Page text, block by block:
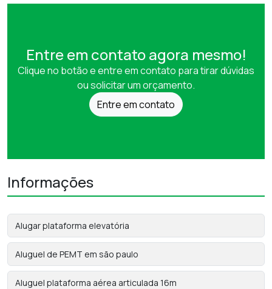
Entre em contato agora mesmo!
Clique no botão e entre em contato para tirar dúvidas
ou solicitar um orçamento.
Entre em contato
Informações
Alugar plataforma elevatória
Aluguel de PEMT em são paulo
Aluguel plataforma aérea articulada 16m